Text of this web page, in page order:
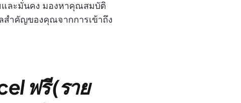
ละมั่นคง มองหาคุณสมบัติ
สำคัญของคุณจากการเข้าถึง
ฟรี(ราย